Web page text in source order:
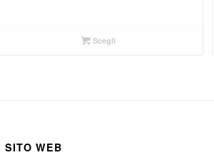
Scegli
SITO WEB